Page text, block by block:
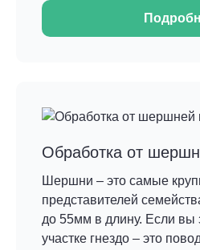
Обработка от
Шершни – это самые
представителей
до 55мм в длину. Если вы
участке гнездо – это